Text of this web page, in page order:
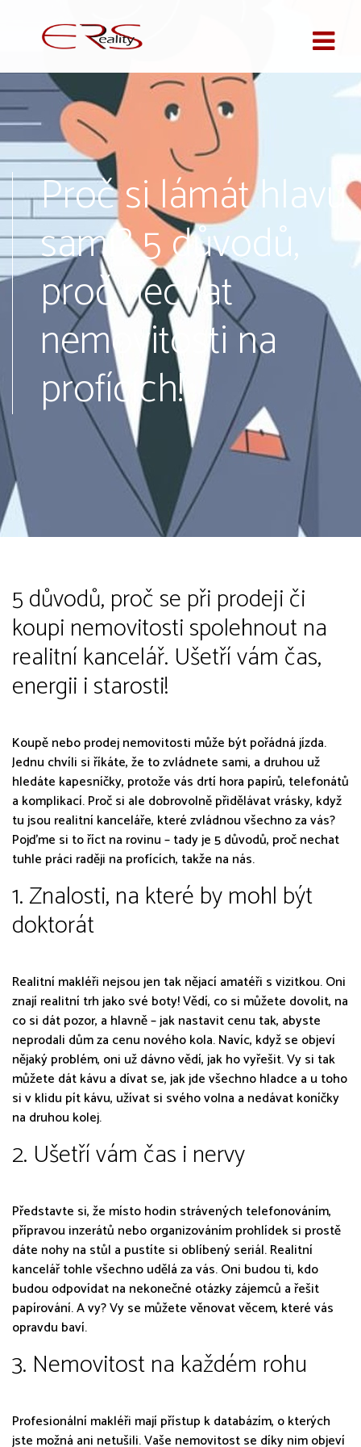
Proč si lámát hlavu
sami? 5 důvodů,
proč nechat
nemovitosti na
profících!
5 důvodů, proč se při prodeji či
koupi nemovitosti spolehnout na
realitní kancelář. Ušetří vám čas,
energii i starosti!
Koupě nebo prodej nemovitosti může být pořádná jízda.
Jednu chvíli si říkáte, že to zvládnete sami, a druhou už
hledáte kapesníčky, protože vás drtí hora papírů, telefonátů
a komplikací. Proč si ale dobrovolně přidělávat vrásky, když
tu jsou realitní kanceláře, které zvládnou všechno za vás?
Pojďme si to říct na rovinu – tady je 5 důvodů, proč nechat
tuhle práci raději na profících, takže na nás.
1. Znalosti, na které by mohl být
doktorát
Realitní makléři nejsou jen tak nějací amatéři s vizitkou. Oni
znají realitní trh jako své boty! Vědí, co si můžete dovolit, na
co si dát pozor, a hlavně – jak nastavit cenu tak, abyste
neprodali dům za cenu nového kola. Navíc, když se objeví
nějaký problém, oni už dávno vědí, jak ho vyřešit. Vy si tak
můžete dát kávu a dívat se, jak jde všechno hladce a u toho
si v klidu pít kávu, užívat si svého volna a nedávat koníčky
na druhou kolej.
2. Ušetří vám čas i nervy
Představte si, že místo hodin strávených telefonováním,
přípravou inzerátů nebo organizováním prohlídek si prostě
dáte nohy na stůl a pustíte si oblíbený seriál. Realitní
kancelář tohle všechno udělá za vás. Oni budou ti, kdo
budou odpovídat na nekonečné otázky zájemců a řešit
papírování. A vy? Vy se můžete věnovat věcem, které vás
opravdu baví.
3. Nemovitost na každém rohu
Profesionální makléři mají přístup k databázím, o kterých
jste možná ani netušili. Vaše nemovitost se díky nim objeví